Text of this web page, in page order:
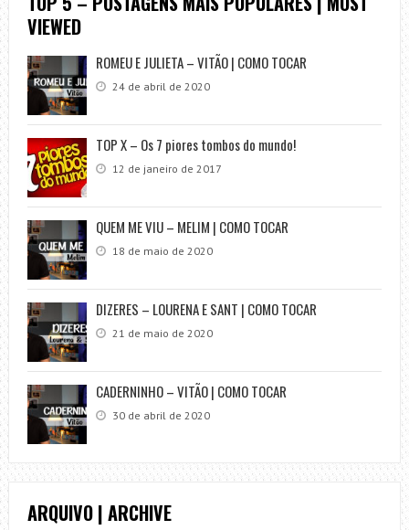
VIEWED
ROMEU E JULIETA – VITÃO | COMO TOCAR
24 de abril de 2020
TOP X – Os 7 piores tombos do mundo!
12 de janeiro de 2017
QUEM ME VIU – MELIM | COMO TOCAR
18 de maio de 2020
DIZERES – LOURENA E SANT | COMO TOCAR
21 de maio de 2020
CADERNINHO – VITÃO | COMO TOCAR
30 de abril de 2020
ARQUIVO | ARCHIVE